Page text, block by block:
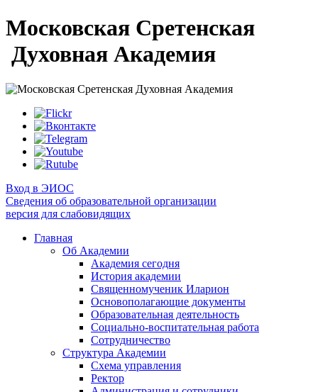
Московская Сретенская
Духовная Академия
Вход в ЭИОС
Сведения об образовательной организации
версия для слабовидящих
Главная
Об Академии
Академия сегодня
История академии
Священномученик Иларион
Основополагающие документы
Образовательная деятельность
Социально-воспитательная работа
Сотрудничество
Структура Академии
Схема управления
Ректор